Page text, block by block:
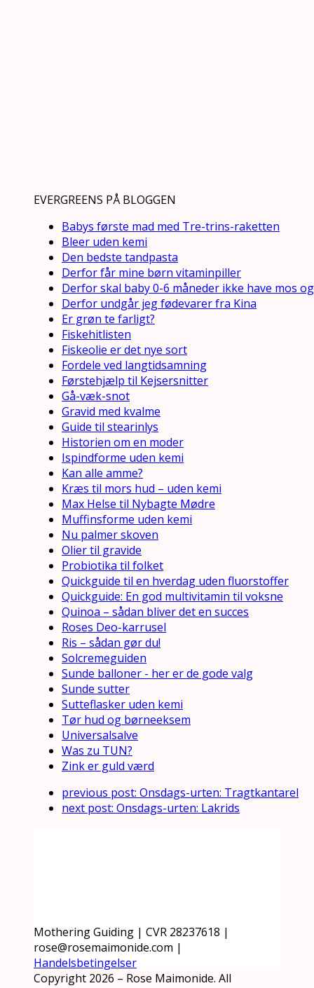
EVERGREENS PÅ BLOGGEN
Babys første mad med Tre-trins-raketten
Bleer uden kemi
Den bedste tandpasta
Derfor får mine børn vitaminpiller
Derfor skal baby 0-6 måneder ikke have mos
Derfor undgår jeg fødevarer fra Kina
Er grøn te farligt?
Fiskehitlisten
Fiskeolie er det nye sort
Fordele ved langtidsamning
Førstehjælp til Kejsersnitter
Gå-væk-snot
Gravid med kvalme
Guide til stearinlys
Historien om en moder
Ispindforme uden kemi
Kan alle amme?
Kræs til mors hud – uden kemi
Max Helse til Nybagte Mødre
Muffinsforme uden kemi
Nu palmer skoven
Olier til gravide
Probiotika til folket
Quickguide til en hverdag uden fluorstoffer
Quickguide: En god multivitamin til voksne
Quinoa – sådan bliver det en succes
Roses Deo-karrusel
Ris – sådan gør du!
Solcremeguiden
Sunde balloner - her er de gode valg
Sunde sutter
Sutteflasker uden kemi
Tør hud og børneeksem
Universalsalve
Was zu TUN?
Zink er guld værd
previous post: Onsdags-urten: Tragtkantarel
next post: Onsdags-urten: Lakrids
Mothering Guiding | CVR 28237618 |
rose@rosemaimonide.com |
Handelsbetingelser
Copyright 2026 – Rose Maimonide. All